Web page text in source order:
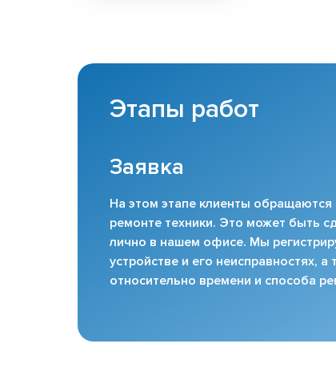
Этапы работ
Заявка
На этом этапе клиенты
ремонте техники. Это может быть
лично в нашем офисе. Мы
устройстве и его неисправностях,
относительно времени и способа